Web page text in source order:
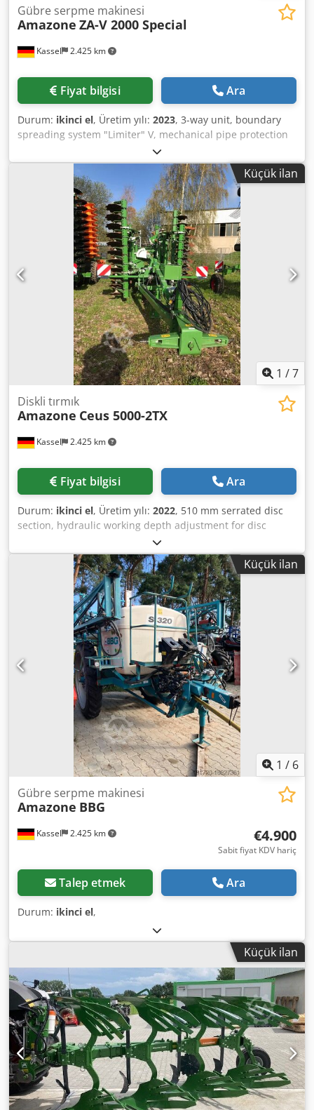
Kassel 2.425 km
Gübre serpme makinesi
Amazone ZA-V 2000 Special
Fiyat bilgisi Ara
Durum: ikinci el, Üretim yılı: 2023, 3-way unit, boundary
spreading system "Limiter" V, mechanical pipe protection
bracket L, position indicator for spreader mechanism ZA-V,
container extension S 2000, installation components for ZA
basic units, PTO shaft with friction clutch, large
mudguards and ladders, LED rear lights. Djdpfx Aet
Dwibogyowa
Küçük ilan
1 /7
Kassel 2.425 km
Diskli tırmık
Amazone Ceus 5000-2TX
Fiyat bilgisi Ara
Durum: ikinci el, Üretim yılı: 2022, 510 mm serrated disc
section, hydraulic working depth adjustment for disc
section, hydraulic working depth adjustment of the
leveling unit, C-Mix-Ultra tines for Ceus 50, hydraulic
working depth adjustment for tine section with hydraulic
drawbar, HD point 80 mm / (14/K1) Dwodpfx Aotz Tplsgyoa
Küçük ilan
1 / 6
Kassel 2.425 km
Gübre serpme makinesi
Amazone BBG
€4.900
Sabit fiyat KDV hariç
Talep etmek Ara
Durum: ikinci el,
Küçük ilan